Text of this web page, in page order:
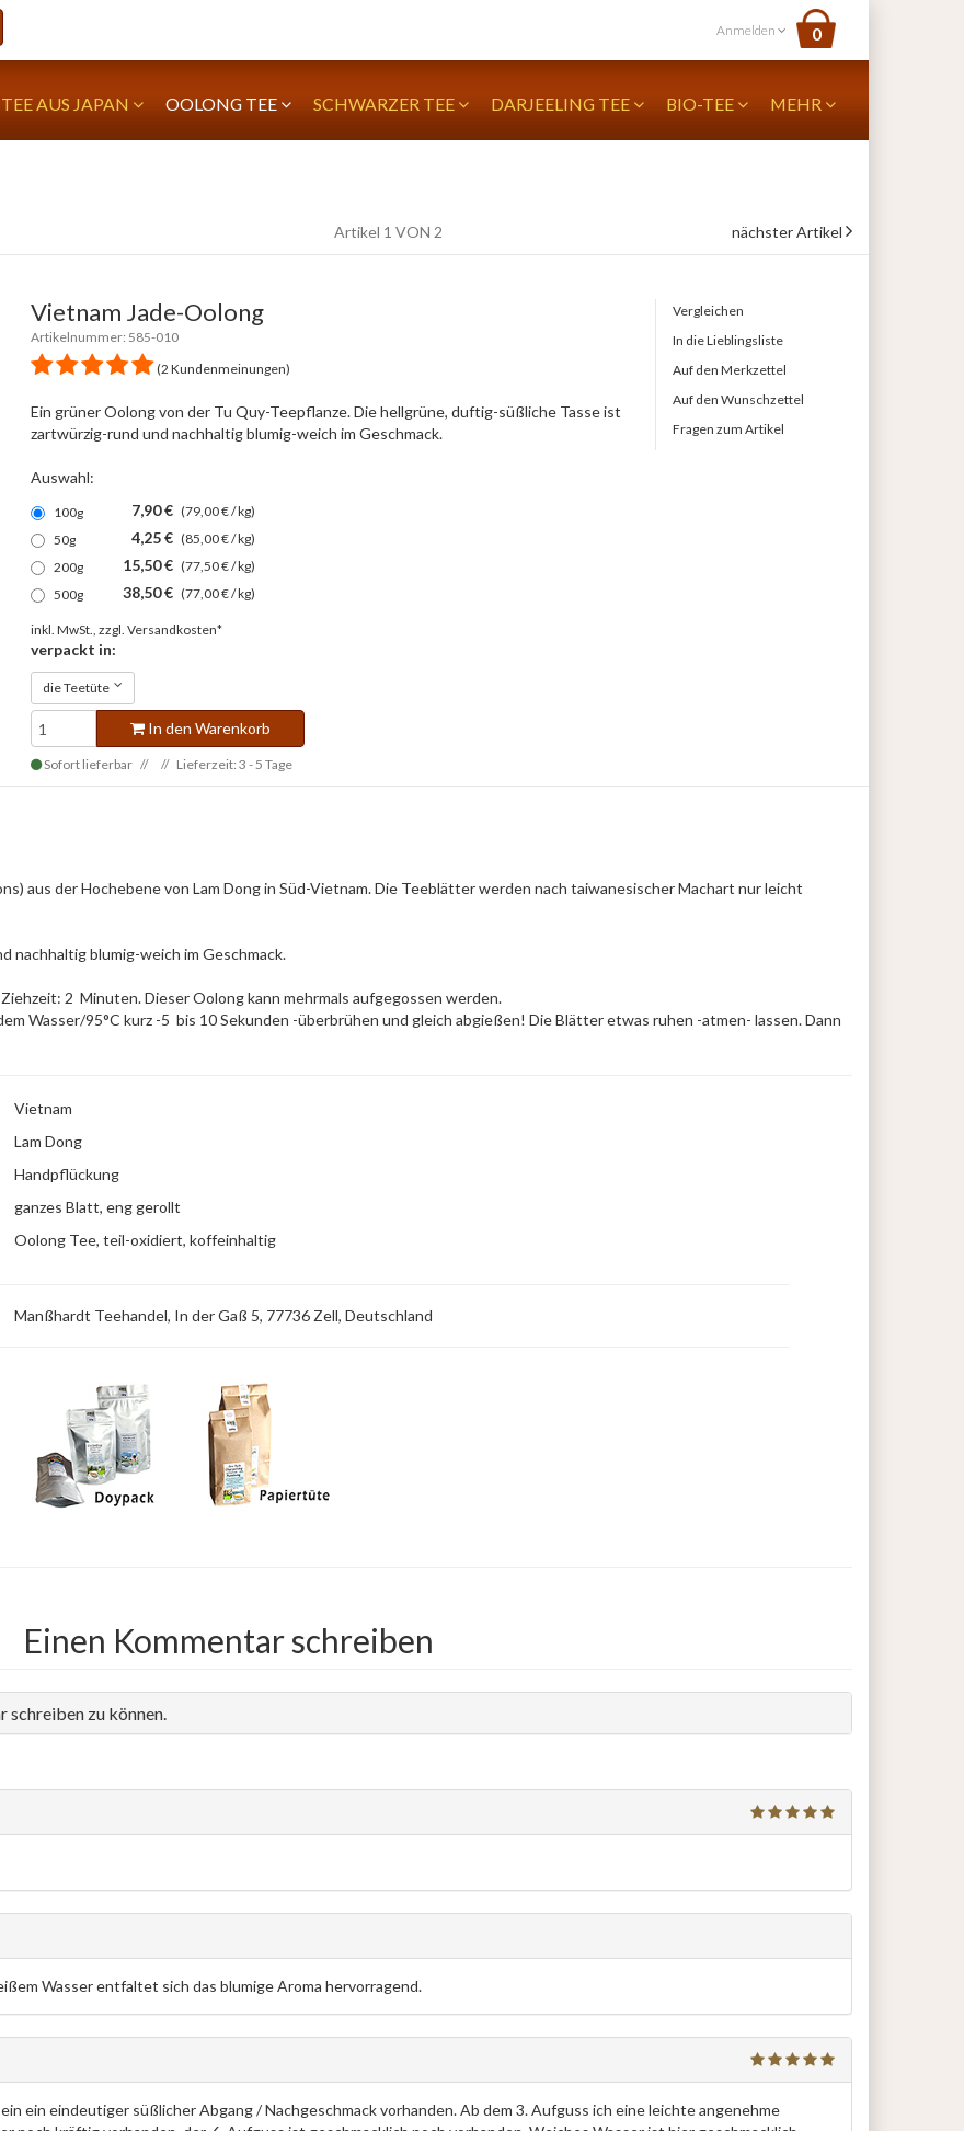
Anmelden 0
TEE AUS JAPAN OOLONG TEE SCHWARZER TEE DARJEELING TEE BIO-TEE MEHR
Artikel 1 VON 2 nächster Artikel
Vietnam Jade-Oolong
Artikelnummer: 585-010
(2 Kundenmeinungen)
Ein grüner Oolong von der Tu Quy-Teepflanze. Die hellgrüne, duftig-süßliche Tasse ist
zartwürzig-rund und nachhaltig blumig-weich im Geschmack.
Auswahl:
100g 7,90 € (79,00 € / kg)
50g
4,25 € (85,00 € / kg)
200g
15,50 € (77,50 € / kg)
500g
38,50 € (77,00 € / kg)
inkl. MwSt., zzgl. Versandkosten*
verpackt in:
die Teetüte
In den Warenkorb
Sofort lieferbar Lieferzeit: 3 - 5 Tage
Vergleichen
In die Lieblingsliste
Auf den Merkzettel
Auf den Wunschzettel
Fragen zum Artikel
aus der Hochebene von Lam Dong in Süd-Vietnam. Die Teeblätter werden nach taiwanesischer Machart nur leicht
nachhaltig blumig-weich im Geschmack.
2 Minuten. Dieser Oolong kann mehrmals aufgegossen werden.
Wasser/95°C kurz -5 bis 10 Sekunden -überbrühen und gleich abgießen! Die Blätter etwas ruhen -atmen- lassen. Dann
Vietnam
Lam Dong
Handpflückung
ganzes Blatt, eng gerollt
Oolong Tee, teil-oxidiert, koffeinhaltig
Manßhardt Teehandel, In der Gaß 5, 77736 Zell, Deutschland
Einen Kommentar schreiben
schreiben zu können.
Wasser entfaltet sich das blumige Aroma hervorragend.
ein eindeutiger süßlicher Abgang / Nachgeschmack vorhanden. Ab dem 3. Aufguss ich eine leichte angenehme